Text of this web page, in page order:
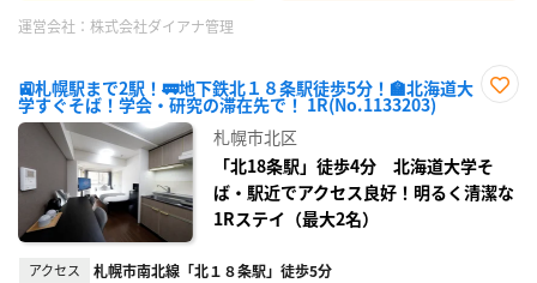
運営会社： 株式会社ダイアナ管理
🚉札幌駅まで2駅！🚃地下鉄北１８条駅徒歩5分！🏫北海道大
学すぐそば！学会・研究の滞在先で！ 1R(No.1133203)
録
札幌市北区
「北18条駅」徒歩4分 北海道大学そ
ば・駅近でアクセス良好！明るく清潔な
1Rステイ（最大2名）
アクセス 札幌市南北線「北１８条駅」徒歩5分